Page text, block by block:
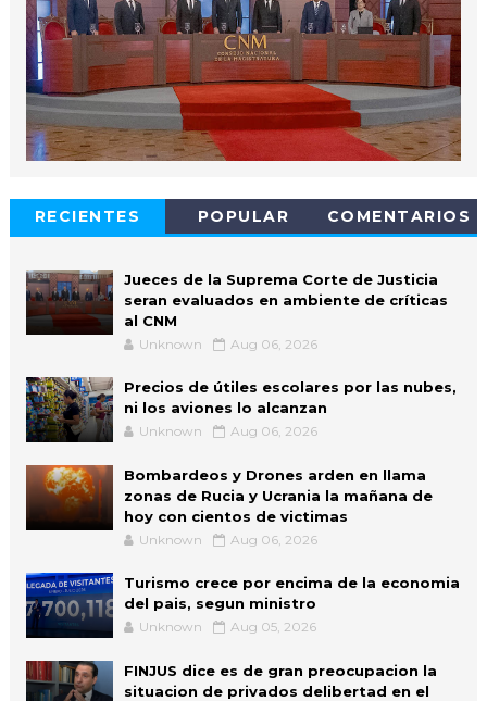
RECIENTES POPULAR COMENTARIOS
Jueces de la Suprema Corte de Justicia
seran evaluados en ambiente de críticas
al CNM
Unknown Aug 06, 2026
Precios de útiles escolares por las nubes,
ni los aviones lo alcanzan
Unknown Aug 06, 2026
Bombardeos y Drones arden en llama
zonas de Rucia y Ucrania la mañana de
hoy con cientos de victimas
Unknown Aug 06, 2026
Turismo crece por encima de la economia
del pais, segun ministro
Unknown Aug 05, 2026
FINJUS dice es de gran preocupacion la
situacion de privados delibertad en el